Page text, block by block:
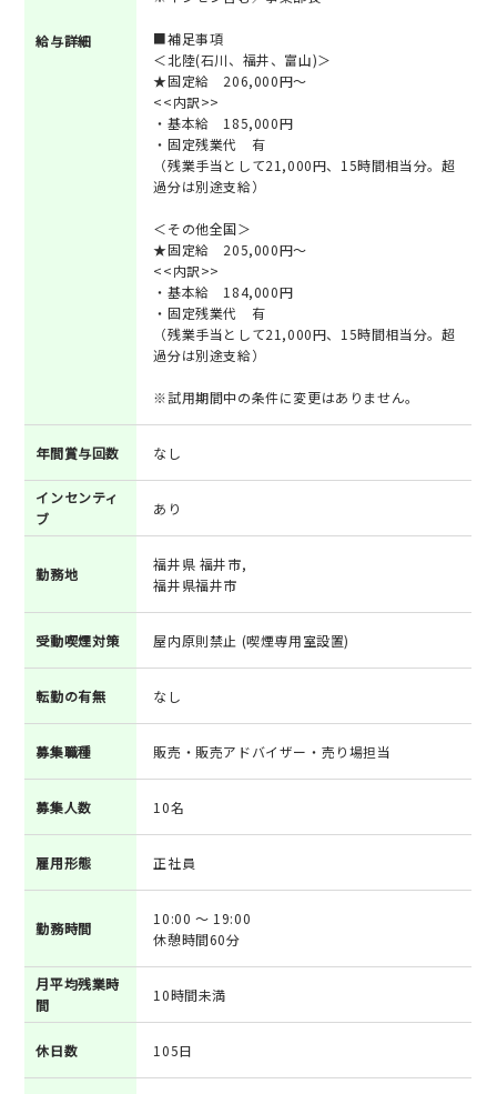
給与詳細
■補足事項
＜北陸(石川、福井、富山)＞
★固定給 206,000円〜
<<内訳>>
・基本給 185,000円
・固定残業代 有
（残業手当として21,000円、15時間相当分。超
過分は別途支給）
＜その他全国＞
★固定給 205,000円〜
<<内訳>>
・基本給 184,000円
・固定残業代 有
（残業手当として21,000円、15時間相当分。超
過分は別途支給）
※試用期間中の条件に変更はありません。
年間賞与回数 なし
インセンティ
ブ
あり
勤務地
福井県 福井市,
福井県福井市
受動喫煙対策 屋内原則禁止 (喫煙専用室設置)
転勤の有無 なし
募集職種 販売・販売アドバイザー・売り場担当
募集人数 10名
雇用形態 正社員
勤務時間
10:00 ～ 19:00
休憩時間60分
月平均残業時
間
10時間未満
休日数 105日